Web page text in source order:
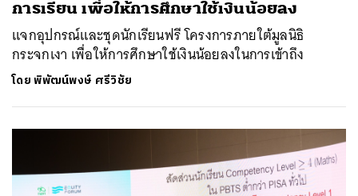
การเรียน เพื่อให้การศึกษาใช้เงินน้อยลง
แจกอุปกรณ์และชุดนักเรียนฟรี โครงการภายใต้มูลนิธิ
กระจกเงา เพื่อให้การศึกษาใช้เงินน้อยลงในการเข้าถึง
โดยพิพัฒน์พงษ์ ศรีวิชัย